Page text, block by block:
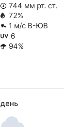
744 мм рт. ст.
72%
1 м/с В-ЮВ
6
94%
день